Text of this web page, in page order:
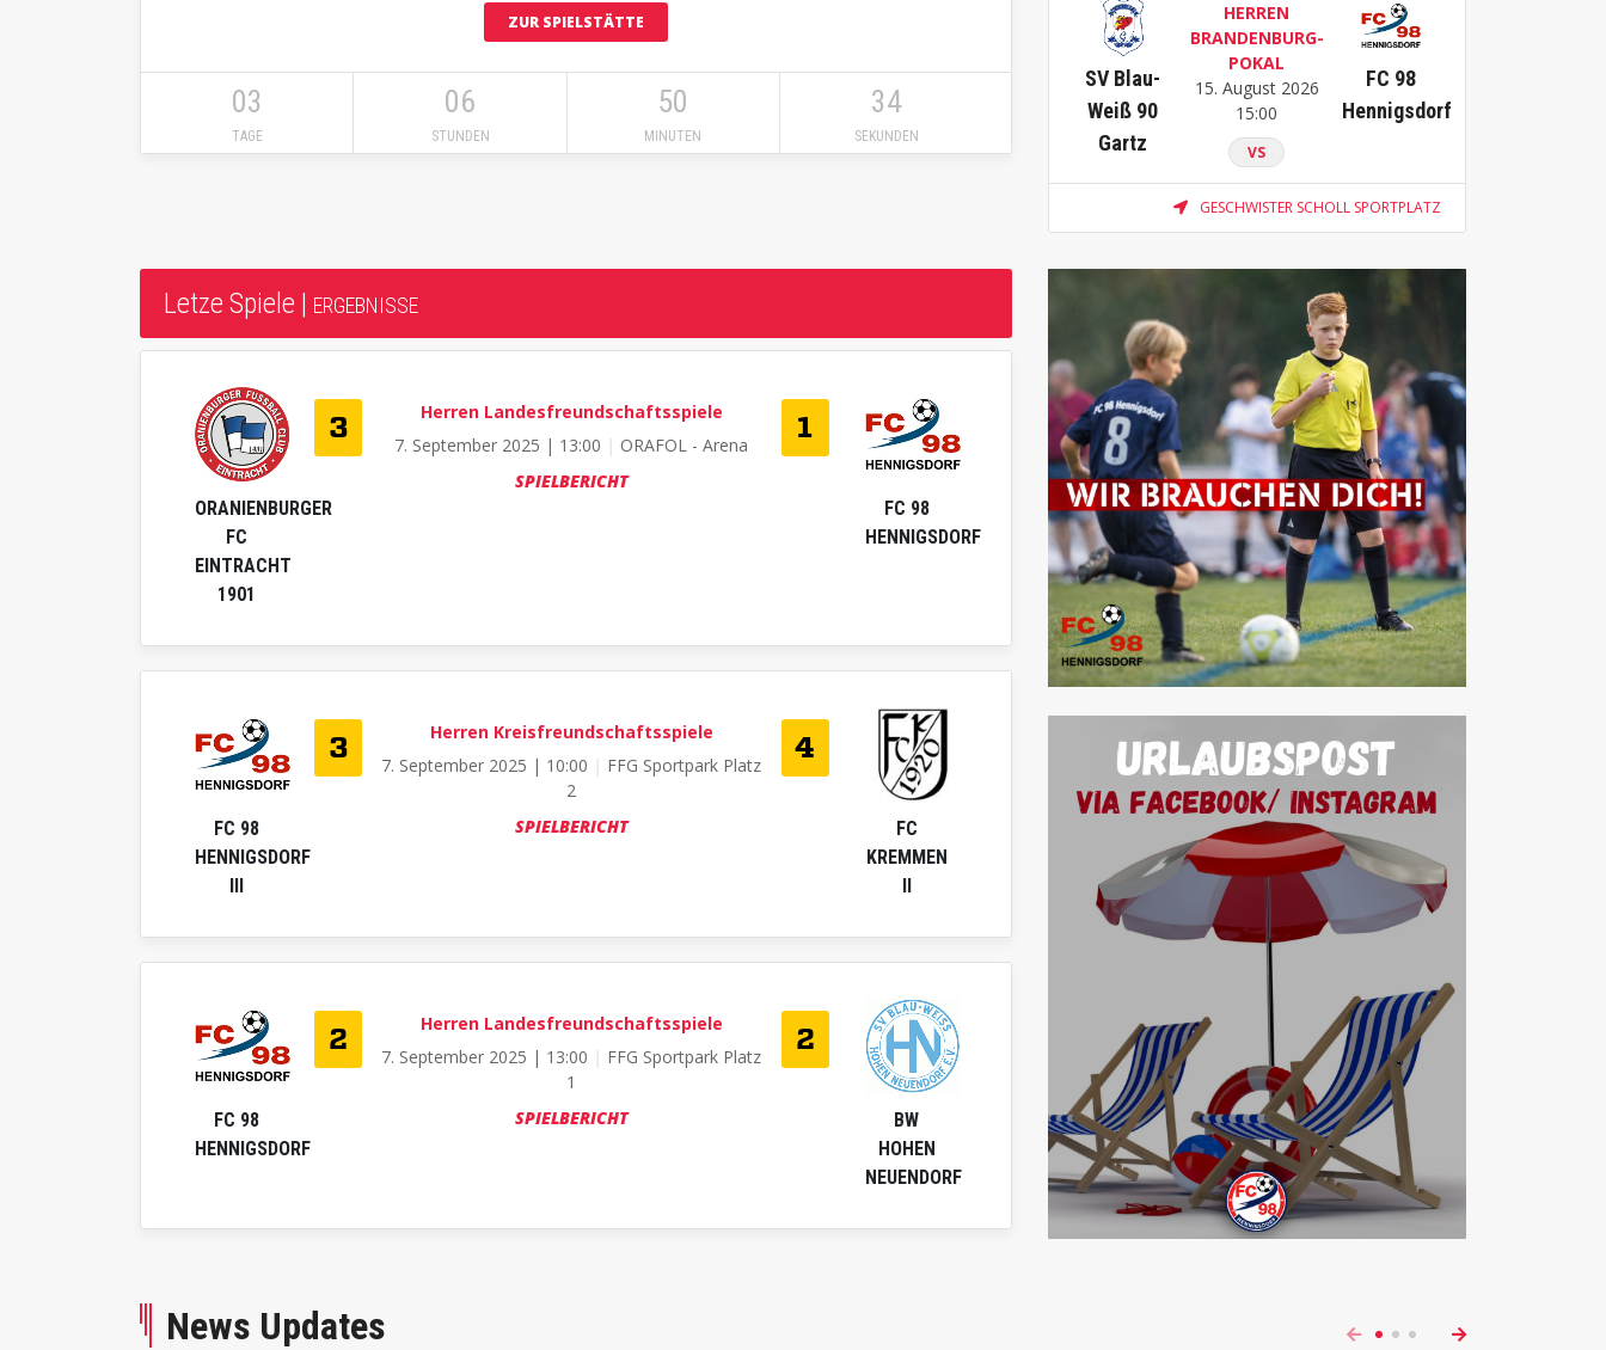
ZUR SPIELSTÄTTE
03
TAGE
06
STUNDEN
50
MINUTEN
33
SEKUNDEN
SV Blau-
Weiß 90
Gartz
HERREN
BRANDENBURG-
POKAL
15. August 2026
15:00
VS
FC 98
Hennigsdorf
GESCHWISTER SCHOLL SPORTPLATZ
Letze Spiele | ERGEBNISSE
ORANIENBURGER
FC
EINTRACHT
1901

Herren Landesfreundschaftsspiele
7. September 2025 | 13:00
ORAFOL - Arena
SPIELBERICHT

FC 98
HENNIGSDORF
FC 98
HENNIGSDORF
III

Herren Kreisfreundschaftsspiele
7. September 2025 | 10:00
FFG Sportpark Platz
2
SPIELBERICHT

FC
KREMMEN
II
FC 98
HENNIGSDORF

Herren Landesfreundschaftsspiele
7. September 2025 | 13:00
FFG Sportpark Platz
1
SPIELBERICHT

BW
HOHEN
NEUENDORF
News Updates